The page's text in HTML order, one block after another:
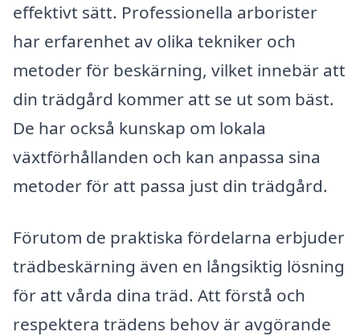
effektivt sätt. Professionella arborister
har erfarenhet av olika tekniker och
metoder för beskärning, vilket innebär att
din trädgård kommer att se ut som bäst.
De har också kunskap om lokala
växtförhållanden och kan anpassa sina
metoder för att passa just din trädgård.
Förutom de praktiska fördelarna erbjuder
trädbeskärning även en långsiktig lösning
för att vårda dina träd. Att förstå och
respektera trädens behov är avgörande